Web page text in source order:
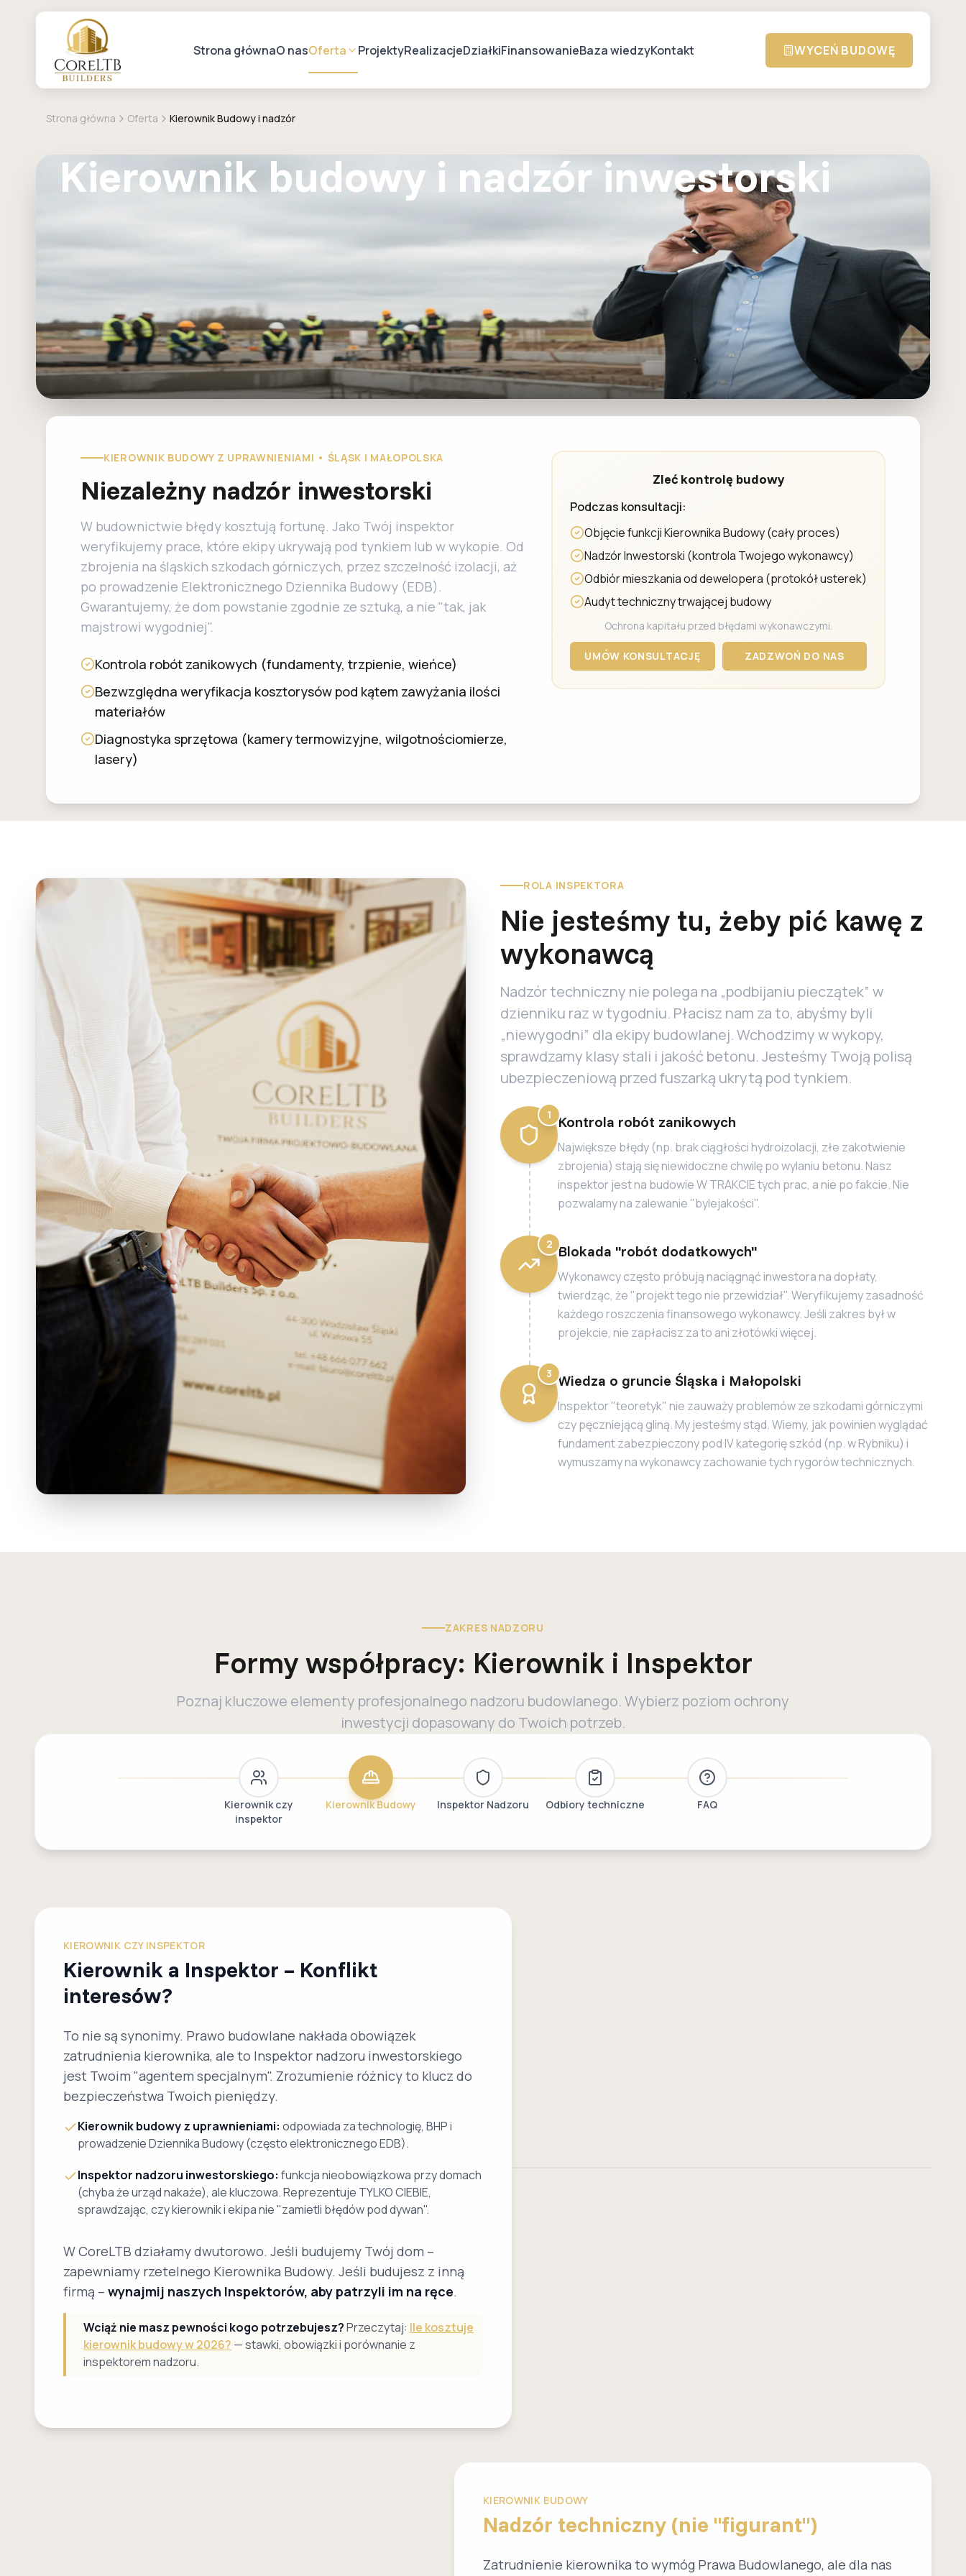
Strona głównaO nasOferta ProjektyRealizacjeDziałkiFinansowanieBaza wiedzyKontakt WYCEŃ BUDOWĘ
Strona główna Oferta Kierownik Budowy i nadzór
Kierownik budowy i nadzór inwestorski
KIEROWNIK BUDOWY Z UPRAWNIENIAMI • ŚLĄSK I MAŁOPOLSKA
Niezależny nadzór inwestorski
W budownictwie błędy kosztują fortunę. Jako Twój inspektor
weryfikujemy prace, które ekipy ukrywają pod tynkiem lub w wykopie. Od
zbrojenia na śląskich szkodach górniczych, przez szczelność izolacji, aż
po prowadzenie Elektronicznego Dziennika Budowy (EDB).
Gwarantujemy, że dom powstanie zgodnie ze sztuką, a nie "tak, jak
majstrowi wygodniej".
Kontrola robót zanikowych (fundamenty, trzpienie, wieńce)
Bezwzględna weryfikacja kosztorysów pod kątem zawyżania ilości
materiałów
Diagnostyka sprzętowa (kamery termowizyjne, wilgotnościomierze,
lasery)
Zleć kontrolę budowy
Podczas konsultacji:
Objęcie funkcji Kierownika Budowy (cały proces)
Nadzór Inwestorski (kontrola Twojego wykonawcy)
Odbiór mieszkania od dewelopera (protokół usterek)
Audyt techniczny trwającej budowy
Ochrona kapitału przed błędami wykonawczymi.
UMÓW KONSULTACJĘ ZADZWOŃ DO NAS
ROLA INSPEKTORA
Nie jesteśmy tu, żeby pić kawę z
wykonawcą
Nadzór techniczny nie polega na „podbijaniu pieczątek” w
dzienniku raz w tygodniu. Płacisz nam za to, abyśmy byli
„niewygodni” dla ekipy budowlanej. Wchodzimy w wykopy,
sprawdzamy klasy stali i jakość betonu. Jesteśmy Twoją polisą
ubezpieczeniową przed fuszarką ukrytą pod tynkiem.
1 Kontrola robót zanikowych
Największe błędy (np. brak ciągłości hydroizolacji, złe zakotwienie
zbrojenia) stają się niewidoczne chwilę po wylaniu betonu. Nasz
inspektor jest na budowie W TRAKCIE tych prac, a nie po fakcie. Nie
pozwalamy na zalewanie "bylejakości".
2 Blokada "robót dodatkowych"
Wykonawcy często próbują naciągnąć inwestora na dopłaty,
twierdząc, że "projekt tego nie przewidział". Weryfikujemy zasadność
każdego roszczenia finansowego wykonawcy. Jeśli zakres był w
projekcie, nie zapłacisz za to ani złotówki więcej.
3 Wiedza o gruncie Śląska i Małopolski
Inspektor "teoretyk" nie zauważy problemów ze szkodami górniczymi
czy pęczniejącą gliną. My jesteśmy stąd. Wiemy, jak powinien wyglądać
fundament zabezpieczony pod IV kategorię szkód (np. w Rybniku) i
wymuszamy na wykonawcy zachowanie tych rygorów technicznych.
ZAKRES NADZORU
Formy współpracy: Kierownik i Inspektor
Poznaj kluczowe elementy profesjonalnego nadzoru budowlanego. Wybierz poziom ochrony
inwestycji dopasowany do Twoich potrzeb.
Kierownik czy
inspektor
Kierownik Budowy Inspektor Nadzoru Odbiory techniczne FAQ
KIEROWNIK CZY INSPEKTOR
Kierownik a Inspektor – Konflikt
interesów?
To nie są synonimy. Prawo budowlane nakłada obowiązek
zatrudnienia kierownika, ale to Inspektor nadzoru inwestorskiego
jest Twoim "agentem specjalnym". Zrozumienie różnicy to klucz do
bezpieczeństwa Twoich pieniędzy.
Kierownik budowy z uprawnieniami: odpowiada za technologię, BHP i
prowadzenie Dziennika Budowy (często elektronicznego EDB).
Inspektor nadzoru inwestorskiego: funkcja nieobowiązkowa przy domach
(chyba że urząd nakaże), ale kluczowa. Reprezentuje TYLKO CIEBIE,
sprawdzając, czy kierownik i ekipa nie "zamietli błędów pod dywan".
W CoreLTB działamy dwutorowo. Jeśli budujemy Twój dom –
zapewniamy rzetelnego Kierownika Budowy. Jeśli budujesz z inną
firmą – wynajmij naszych Inspektorów, aby patrzyli im na ręce.
Wciąż nie masz pewności kogo potrzebujesz?Przeczytaj: Ile kosztuje
kierownik budowy w 2026? — stawki, obowiązki i porównanie z
inspektorem nadzoru.
KIEROWNIK BUDOWY
Nadzór techniczny (nie "figurant")
Zatrudnienie kierownika to wymóg Prawa Budowlanego, ale dla nas